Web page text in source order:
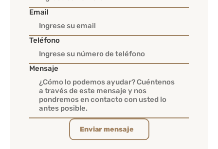
Email
Teléfono
Mensaje
Enviar mensaje